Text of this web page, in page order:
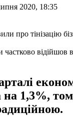
2020, 18:35
частково відійшов
1,3%,